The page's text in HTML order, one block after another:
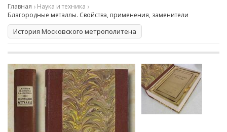
Главная
Наука и техника
Благородные металлы. Свойства, применения, заменители
История Московского метрополитена